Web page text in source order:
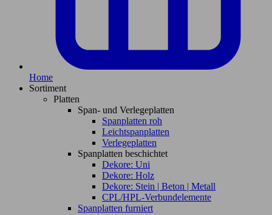
Home
Sortiment
Platten
Span- und Verlegeplatten
Spanplatten roh
Leichtspanplatten
Verlegeplatten
Spanplatten beschichtet
Dekore: Uni
Dekore: Holz
Dekore: Stein | Beton | Metall
CPL/HPL-Verbundelemente
Spanplatten furniert